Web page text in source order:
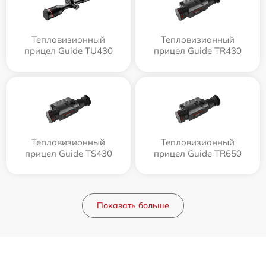
Тепловизионный
прицел Guide TU430
Тепловизионный
прицел Guide TR430
Тепловизионный
прицел Guide TS430
Тепловизионный
прицел Guide TR650
Показать больше